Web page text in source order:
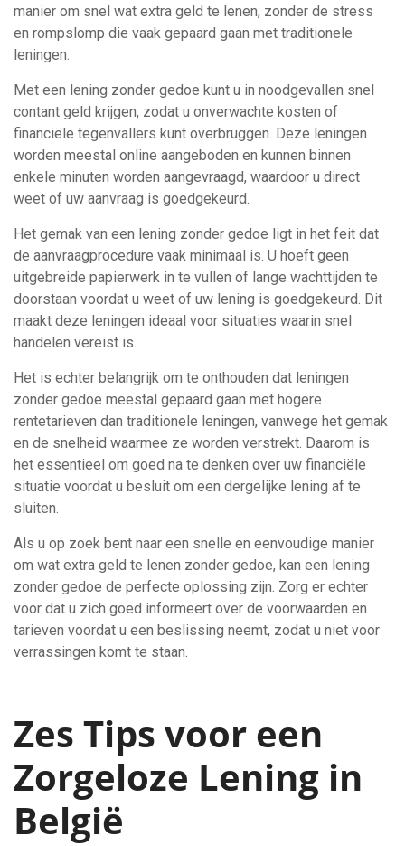
manier om snel wat extra geld te lenen, zonder de stress
en rompslomp die vaak gepaard gaan met traditionele
leningen.
Met een lening zonder gedoe kunt u in noodgevallen snel
contant geld krijgen, zodat u onverwachte kosten of
financiële tegenvallers kunt overbruggen. Deze leningen
worden meestal online aangeboden en kunnen binnen
enkele minuten worden aangevraagd, waardoor u direct
weet of uw aanvraag is goedgekeurd.
Het gemak van een lening zonder gedoe ligt in het feit dat
de aanvraagprocedure vaak minimaal is. U hoeft geen
uitgebreide papierwerk in te vullen of lange wachttijden te
doorstaan voordat u weet of uw lening is goedgekeurd. Dit
maakt deze leningen ideaal voor situaties waarin snel
handelen vereist is.
Het is echter belangrijk om te onthouden dat leningen
zonder gedoe meestal gepaard gaan met hogere
rentetarieven dan traditionele leningen, vanwege het gemak
en de snelheid waarmee ze worden verstrekt. Daarom is
het essentieel om goed na te denken over uw financiële
situatie voordat u besluit om een dergelijke lening af te
sluiten.
Als u op zoek bent naar een snelle en eenvoudige manier
om wat extra geld te lenen zonder gedoe, kan een lening
zonder gedoe de perfecte oplossing zijn. Zorg er echter
voor dat u zich goed informeert over de voorwaarden en
tarieven voordat u een beslissing neemt, zodat u niet voor
verrassingen komt te staan.
Zes Tips voor een
Zorgeloze Lening in
België